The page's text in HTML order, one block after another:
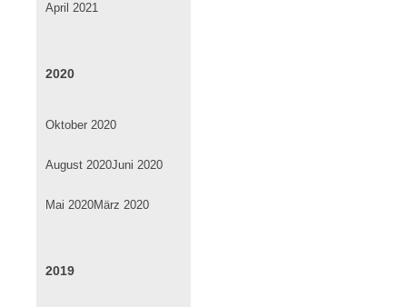
April 2021
2020
Oktober 2020
August 2020Juni 2020
Mai 2020März 2020
2019